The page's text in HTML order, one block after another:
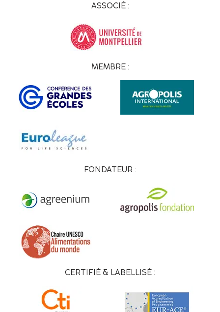
ASSOCIÉ :
MEMBRE :
FONDATEUR :
CERTIFIÉ & LABELLISÉ :